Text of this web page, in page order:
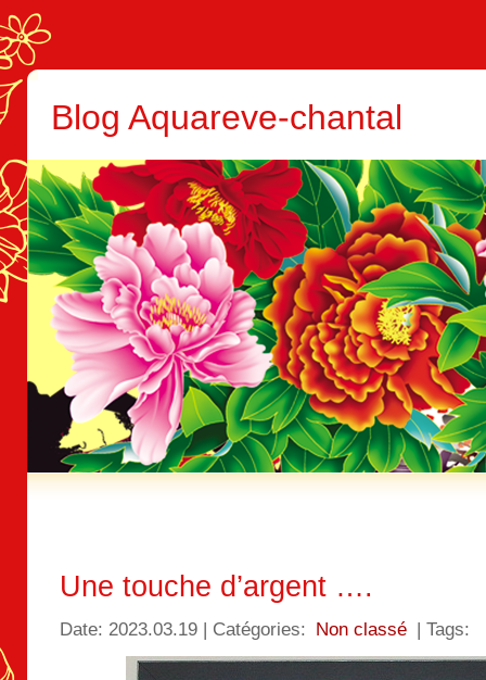
Blog Aquareve-chantal
Une touche d’argent ….
Date: 2023.03.19 | Catégories: Non classé | Tags: